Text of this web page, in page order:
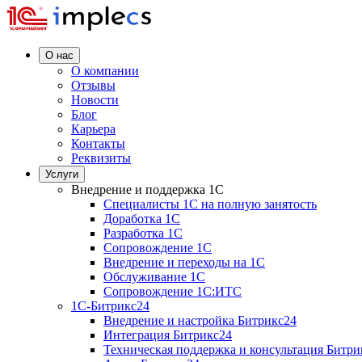
О нас
О компании
Отзывы
Новости
Блог
Карьера
Контакты
Реквизиты
Услуги
Внедрение и поддержка 1C
Специалисты 1C на полную занятость
Доработка 1C
Разработка 1C
Сопровождение 1C
Внедрение и переходы на 1C
Обслуживание 1C
Сопровождение 1C:ИТС
1С-Битрикс24
Внедрение и настройка Битрикс24
Интеграция Битрикс24
Техническая поддержка и консультация